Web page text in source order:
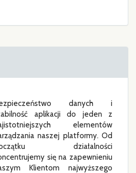
danych i
aplikacji do jeden z
elementów
naszej platformy. Od
działalności
się na zapewnieniu
Klientom najwyższego